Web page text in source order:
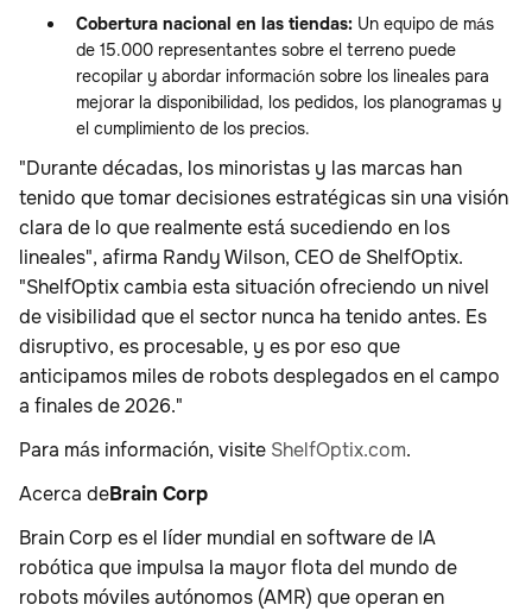
Cobertura nacional en las tiendas: Un equipo de más
de 15.000 representantes sobre el terreno puede
recopilar y abordar información sobre los lineales para
mejorar la disponibilidad, los pedidos, los planogramas y
el cumplimiento de los precios.
"Durante décadas, los minoristas y las marcas han
tenido que tomar decisiones estratégicas sin una visión
clara de lo que realmente está sucediendo en los
lineales", afirma Randy Wilson, CEO de ShelfOptix.
"ShelfOptix cambia esta situación ofreciendo un nivel
de visibilidad que el sector nunca ha tenido antes. Es
disruptivo, es procesable, y es por eso que
anticipamos miles de robots desplegados en el campo
a finales de 2026."
Para más información, visite ShelfOptix.com.
Acerca deBrain Corp
Brain Corp es el líder mundial en software de IA
robótica que impulsa la mayor flota del mundo de
robots móviles autónomos (AMR) que operan en